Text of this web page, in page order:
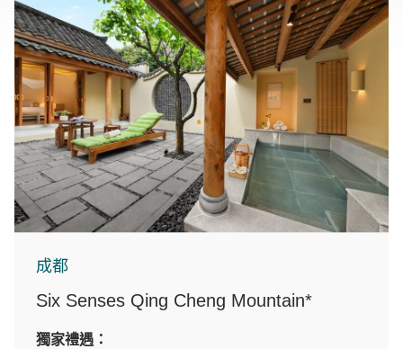
成都
Six Senses Qing Cheng Mountain*
獨家禮遇：